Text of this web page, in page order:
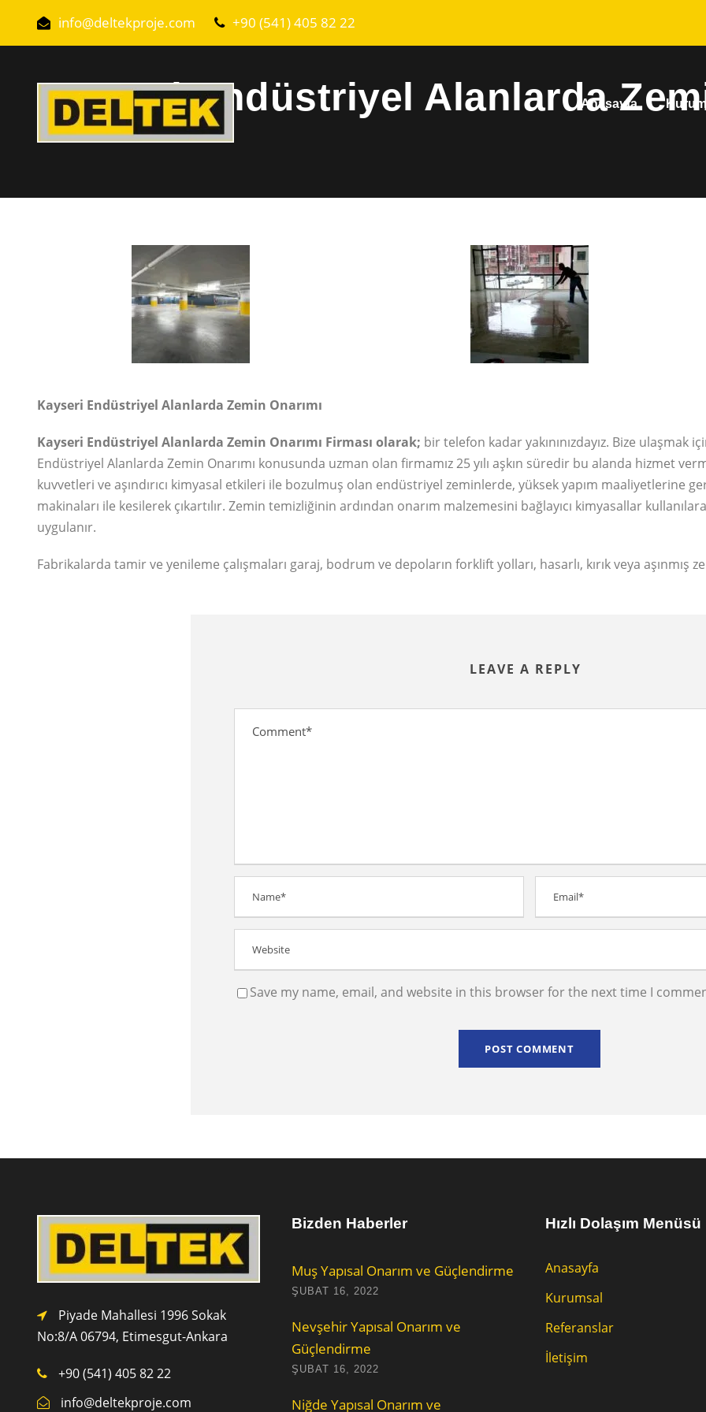
info@deltekproje.com +90 (541) 405 82 22
Anasayfa
Kayseri Endüstriyel Alanlarda
Kayseri Endüstriyel Alanlarda Zemin Onarımı
Kayseri Endüstriyel Alanlarda Zemin Onarımı Firması olarak; bir telefon kadar yakınınızdayız. Bize ulaşmak
Endüstriyel Alanlarda Zemin Onarımı konusunda uzman olan firmamız 25 yılı aşkın süredir bu alanda hizmet
kuvvetleri ve aşındırıcı kimyasal etkileri ile bozulmuş olan endüstriyel zeminlerde, yüksek yapım maaliyetlerine
makinaları ile kesilerek çıkartılır. Zemin temizliğinin ardından onarım malzemesini bağlayıcı kimyasallar
uygulanır.
Fabrikalarda tamir ve yenileme çalışmaları garaj, bodrum ve depoların forklift yolları, hasarlı, kırık veya
LEAVE A REPLY
Save my name, email, and website in this browser for the next time I
Piyade Mahallesi 1996 Sokak
No:8/A 06794, Etimesgut-Ankara
+90 (541) 405 82 22
info@deltekproje.com
Bizden Haberler
Muş Yapısal Onarım ve Güçlendirme
ŞUBAT 16, 2022
Nevşehir Yapısal Onarım ve
Güçlendirme
ŞUBAT 16, 2022
Niğde Yapısal Onarım ve
Hızlı Dolaşım Menüsü
Anasayfa
Kurumsal
Referanslar
İletişim